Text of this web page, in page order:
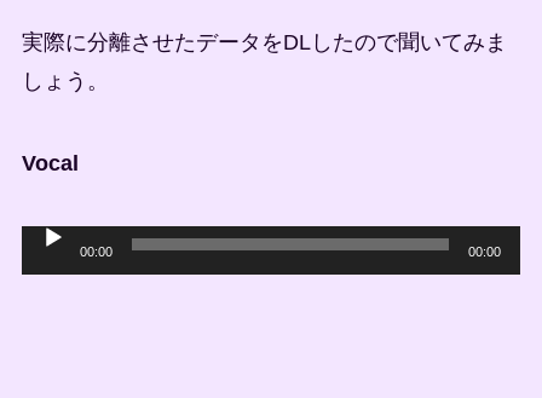
実際に分離させたデータをDLしたので聞いてみま
しょう。
Vocal
声
00:00 00:00